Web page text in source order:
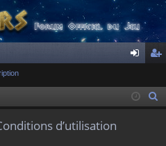
ne cri
d’utilisation